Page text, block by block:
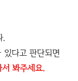
.
있다고 판단되면
봐주세요.